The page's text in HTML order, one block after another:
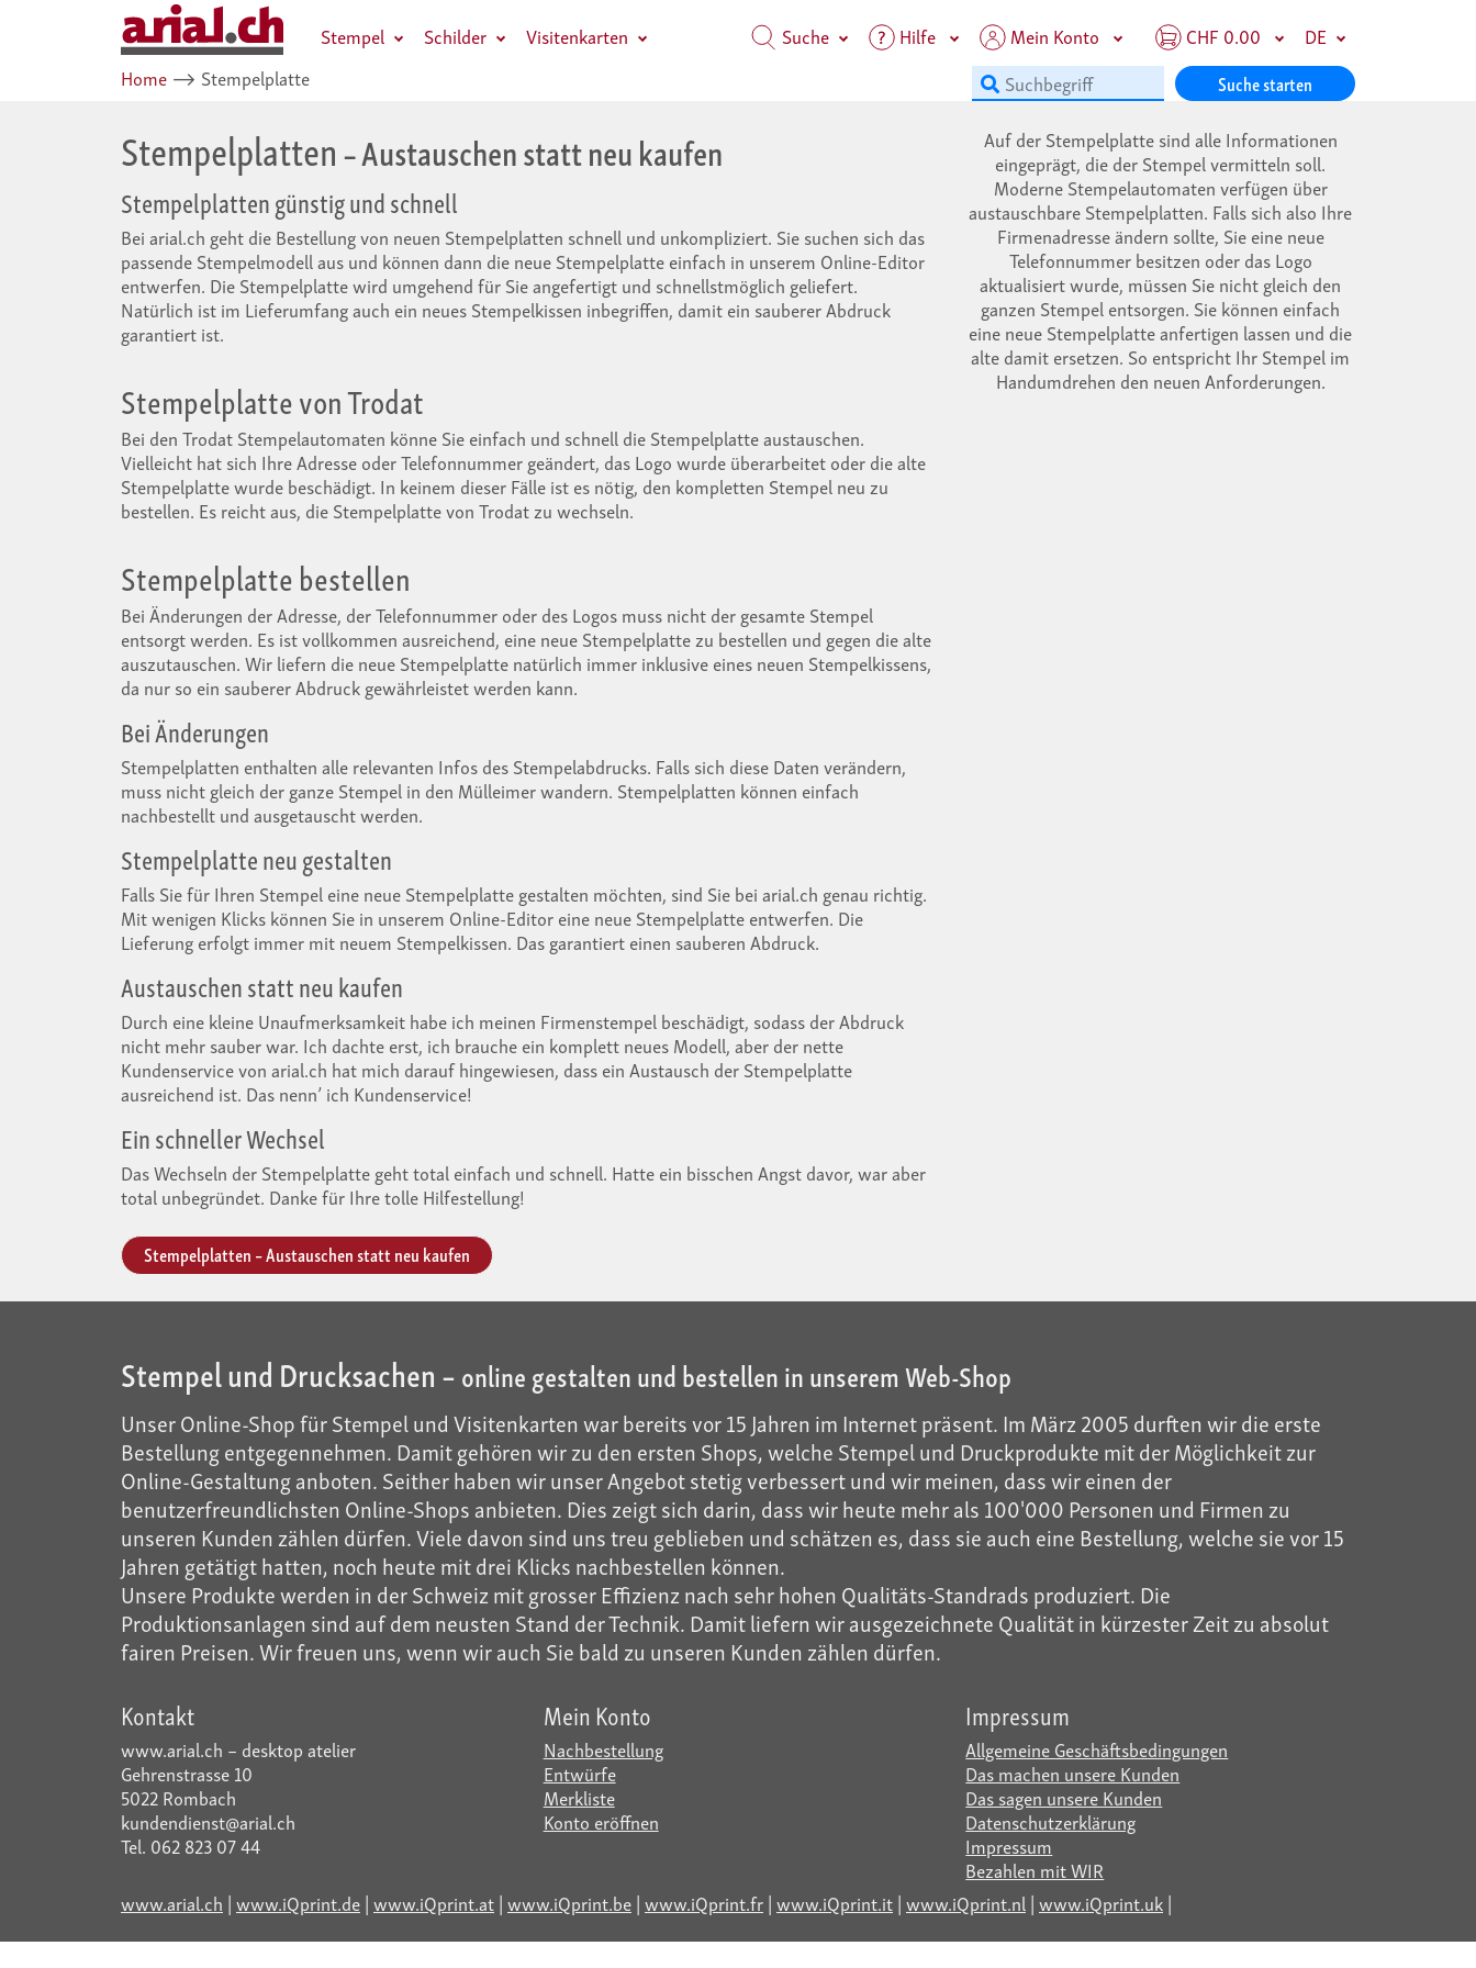
Stempel Schilder Visitenkarten Suche Hilfe Mein Konto CHF 0.00
DE
Home ⟶ Stempelplatte Suche starten
Stempelplatten– Austauschen statt neu kaufen
Stempelplatten günstig und schnell
Bei arial.ch geht die Bestellung von neuen Stempelplatten schnell und unkompliziert. Sie suchen sich das
passende Stempelmodell aus und können dann die neue Stempelplatte einfach in unserem Online-Editor
entwerfen. Die Stempelplatte wird umgehend für Sie angefertigt und schnellstmöglich geliefert.
Natürlich ist im Lieferumfang auch ein neues Stempelkissen inbegriffen, damit ein sauberer Abdruck
garantiert ist.
Stempelplatte von Trodat
Bei den Trodat Stempelautomaten könne Sie einfach und schnell die Stempelplatte austauschen.
Vielleicht hat sich Ihre Adresse oder Telefonnummer geändert, das Logo wurde überarbeitet oder die alte
Stempelplatte wurde beschädigt. In keinem dieser Fälle ist es nötig, den kompletten Stempel neu zu
bestellen. Es reicht aus, die Stempelplatte von Trodat zu wechseln.
Stempelplatte bestellen
Bei Änderungen der Adresse, der Telefonnummer oder des Logos muss nicht der gesamte Stempel
entsorgt werden. Es ist vollkommen ausreichend, eine neue Stempelplatte zu bestellen und gegen die alte
auszutauschen. Wir liefern die neue Stempelplatte natürlich immer inklusive eines neuen Stempelkissens,
da nur so ein sauberer Abdruck gewährleistet werden kann.
Bei Änderungen
Stempelplatten enthalten alle relevanten Infos des Stempelabdrucks. Falls sich diese Daten verändern,
muss nicht gleich der ganze Stempel in den Mülleimer wandern. Stempelplatten können einfach
nachbestellt und ausgetauscht werden.
Stempelplatte neu gestalten
Falls Sie für Ihren Stempel eine neue Stempelplatte gestalten möchten, sind Sie bei arial.ch genau richtig.
Mit wenigen Klicks können Sie in unserem Online-Editor eine neue Stempelplatte entwerfen. Die
Lieferung erfolgt immer mit neuem Stempelkissen. Das garantiert einen sauberen Abdruck.
Austauschen statt neu kaufen
Durch eine kleine Unaufmerksamkeit habe ich meinen Firmenstempel beschädigt, sodass der Abdruck
nicht mehr sauber war. Ich dachte erst, ich brauche ein komplett neues Modell, aber der nette
Kundenservice von arial.ch hat mich darauf hingewiesen, dass ein Austausch der Stempelplatte
ausreichend ist. Das nenn’ ich Kundenservice!
Ein schneller Wechsel
Das Wechseln der Stempelplatte geht total einfach und schnell. Hatte ein bisschen Angst davor, war aber
total unbegründet. Danke für Ihre tolle Hilfestellung!
Stempelplatten – Austauschen statt neu kaufen
Auf der Stempelplatte sind alle Informationen
eingeprägt, die der Stempel vermitteln soll.
Moderne Stempelautomaten verfügen über
austauschbare Stempelplatten. Falls sich also Ihre
Firmenadresse ändern sollte, Sie eine neue
Telefonnummer besitzen oder das Logo
aktualisiert wurde, müssen Sie nicht gleich den
ganzen Stempel entsorgen. Sie können einfach
eine neue Stempelplatte anfertigen lassen und die
alte damit ersetzen. So entspricht Ihr Stempel im
Handumdrehen den neuen Anforderungen.
Stempel und Drucksachen –online gestalten und bestellen in unserem Web-Shop
Unser Online-Shop für Stempel und Visitenkarten war bereits vor 15 Jahren im Internet präsent. Im März 2005 durften wir die erste
Bestellung entgegennehmen. Damit gehören wir zu den ersten Shops, welche Stempel und Druckprodukte mit der Möglichkeit zur
Online-Gestaltung anboten. Seither haben wir unser Angebot stetig verbessert und wir meinen, dass wir einen der
benutzerfreundlichsten Online-Shops anbieten. Dies zeigt sich darin, dass wir heute mehr als 100'000 Personen und Firmen zu
unseren Kunden zählen dürfen. Viele davon sind uns treu geblieben und schätzen es, dass sie auch eine Bestellung, welche sie vor 15
Jahren getätigt hatten, noch heute mit drei Klicks nachbestellen können.
Unsere Produkte werden in der Schweiz mit grosser Effizienz nach sehr hohen Qualitäts-Standrads produziert. Die
Produktionsanlagen sind auf dem neusten Stand der Technik. Damit liefern wir ausgezeichnete Qualität in kürzester Zeit zu absolut
fairen Preisen. Wir freuen uns, wenn wir auch Sie bald zu unseren Kunden zählen dürfen.
Kontakt
www.arial.ch – desktop atelier
Gehrenstrasse 10
5022 Rombach
kundendienst@arial.ch
Tel. 062 823 07 44
Mein Konto
Nachbestellung
Entwürfe
Merkliste
Konto eröffnen
Impressum
Allgemeine Geschäftsbedingungen
Das machen unsere Kunden
Das sagen unsere Kunden
Datenschutzerklärung
Impressum
Bezahlen mit WIR
www.arial.ch |www.iQprint.de|www.iQprint.at|www.iQprint.be|www.iQprint.fr|www.iQprint.it|www.iQprint.nl|www.iQprint.uk|